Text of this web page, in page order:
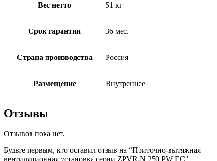
Вес нетто 51 кг
Срок гарантии 36 мес.
Страна производства Россия
Размещение Внутреннее
Отзывы
Отзывов пока нет.
Будьте первым, кто оставил отзыв на “Приточно-вытяжная
вентиляционная установка серии ZPVR-N 250 PW EC”